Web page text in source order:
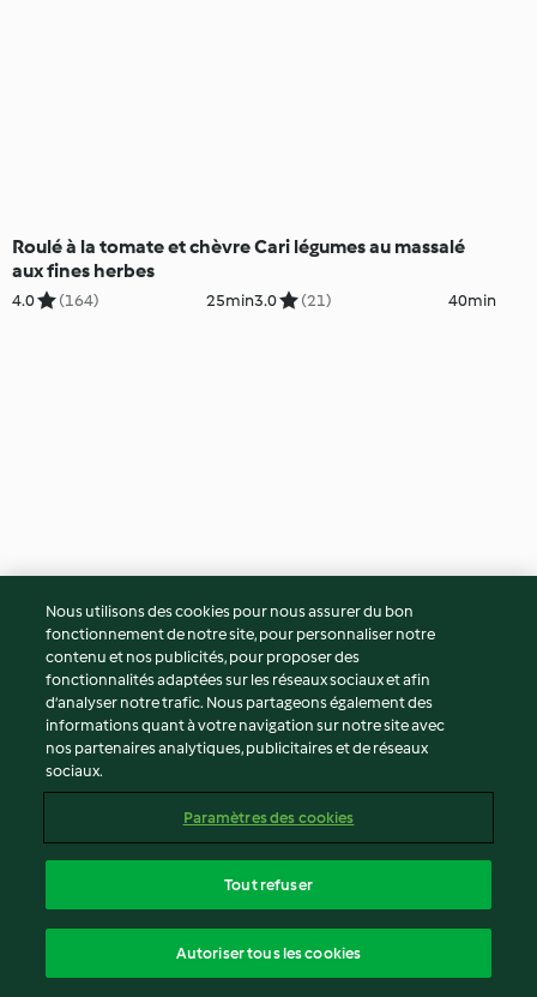
Roulé à la tomate et chèvre
aux fines herbes
4.0 (164) 25min
Cari légumes au massalé
3.0 (21) 40min
roquefort
(22) 1h 5min
fumé
3.5 (8)
Ravioles aux champignons
et aux châtaignes
Tofu frit et sauce épicée
(Mapo Tofu) 🌶️🌶️🌶️
Nous utilisons des cookies pour nous assurer du bon
fonctionnement de notre site, pour personnaliser notre
contenu et nos publicités, pour proposer des
fonctionnalités adaptées sur les réseaux sociaux et afin
d’analyser notre trafic. Nous partageons également des
informations quant à votre navigation sur notre site avec
nos partenaires analytiques, publicitaires et de réseaux
sociaux.
Paramètres des cookies
Tout refuser
Autoriser tous les cookies